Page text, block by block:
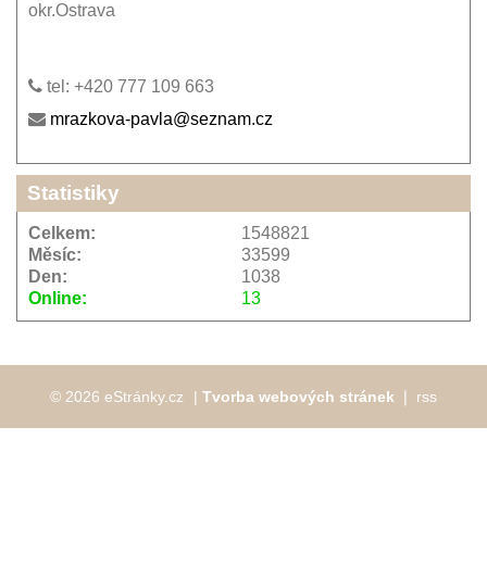
okr.Ostrava
tel: +420 777 109 663
mrazkova-pavla@seznam.cz
Statistiky
Online: 13
Celkem:
1548821
Měsíc:
33599
Den:
1038
© 2026 eStránky.cz | Tvorba webových stránek rss